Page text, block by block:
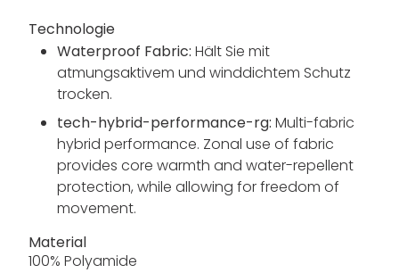
Technologie
Waterproof Fabric: Hält Sie mit
atmungsaktivem und winddichtem Schutz
trocken.
tech-hybrid-performance-rg: Multi-fabric
hybrid performance. Zonal use of fabric
provides core warmth and water-repellent
protection, while allowing for freedom of
movement.
Material
100% Polyamide